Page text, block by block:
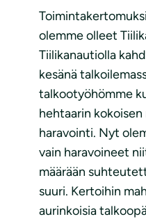
olemme olleet
Tiilikanautiolla
kesänä
talkootyöhömme
hehtaarin
haravointi. Nyt
vain haravoineet
määrään
suuri. Kertoihin
aurinkoisia